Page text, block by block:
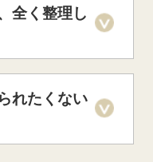
全く整理し
れたくない